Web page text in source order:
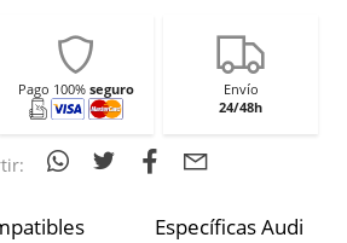
Pago 100% seguro
Envío
24/48h
Específicas Audi